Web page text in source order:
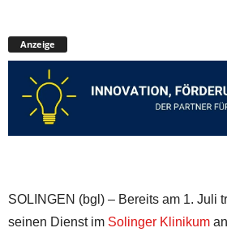
Anzeige
SOLINGEN (bgl) – Bereits am 1. Juli
seinen Dienst im Solinger Klinikum